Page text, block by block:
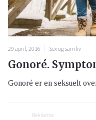
29 april, 2016 Sex og samliv
Gonoré.
Gonoré er en seksuelt
Reklame: